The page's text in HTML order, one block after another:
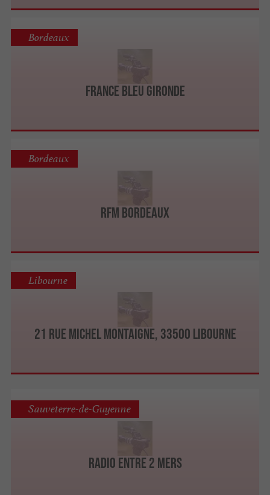
France Bleu Gironde
Bordeaux
RFM Bordeaux
Bordeaux
21 Rue Michel Montaigne, 33500 Libourne
Libourne
Radio Entre 2 Mers
Sauveterre-de-Guyenne